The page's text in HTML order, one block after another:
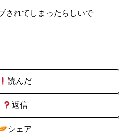
されてしまったらしいで
読んだ
返信
シェア